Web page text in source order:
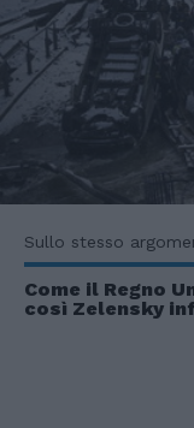
Sullo stesso
Come il Regno
così Zelensky